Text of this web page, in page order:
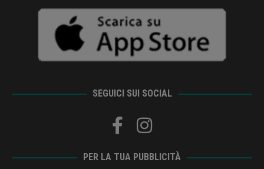
SEGUICI SUI SOCIAL
PER LA TUA PUBBLICITÀ